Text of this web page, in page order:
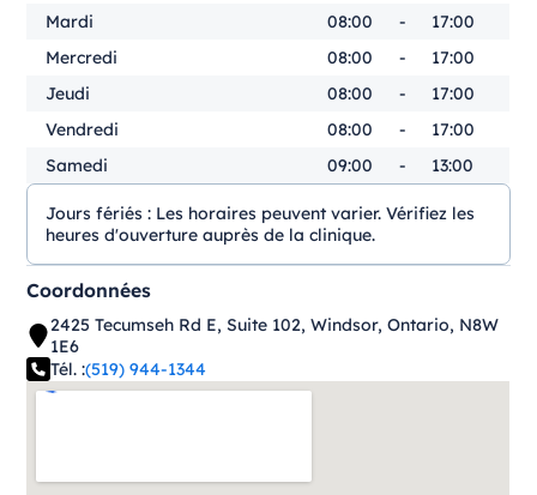
Mardi
08:00 -
17:00
Mercredi
08:00 -
17:00
Jeudi
08:00 -
17:00
Vendredi
08:00 -
17:00
Samedi
09:00 - 13:00
Jours fériés : Les horaires peuvent varier. Vérifiez les
heures d'ouverture auprès de la clinique.
Coordonnées
2425 Tecumseh Rd E, Suite 102, Windsor, Ontario, N8W
1E6
Tél. :(519) 944-1344